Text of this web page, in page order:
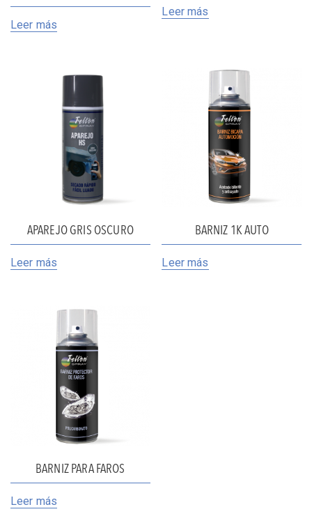
Leer más
Leer más
APAREJO GRIS OSCURO
Leer más
BARNIZ 1K AUTO
Leer más
BARNIZ PARA FAROS
Leer más